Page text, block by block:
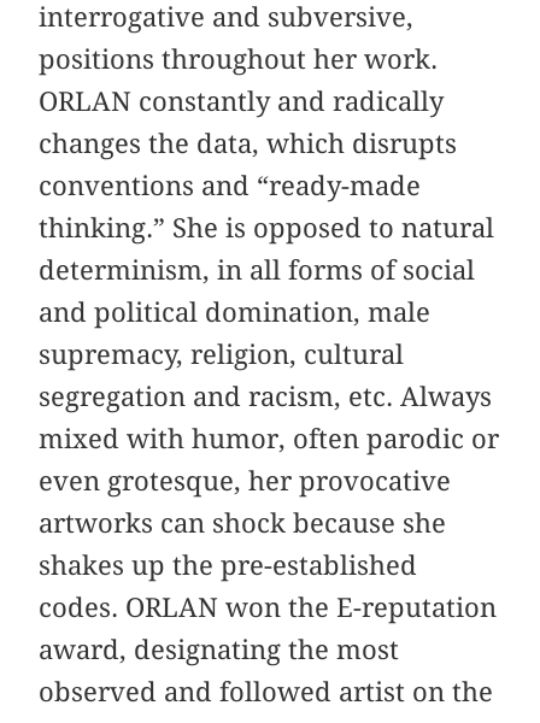
interrogative and subversive,
positions throughout her work.
ORLAN constantly and radically
changes the data, which disrupts
conventions and “ready-made
thinking.” She is opposed to natural
determinism, in all forms of social
and political domination, male
supremacy, religion, cultural
segregation and racism, etc. Always
mixed with humor, often parodic or
even grotesque, her provocative
artworks can shock because she
shakes up the pre-established
codes. ORLAN won the E-reputation
award, designating the most
observed and followed artist on the